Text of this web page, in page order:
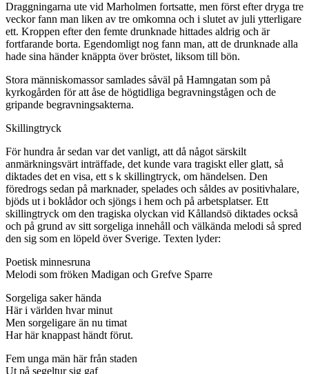
Draggningarna ute vid Marholmen fortsatte, men först efter dryga tre
veckor fann man liken av tre omkomna och i slutet av juli ytterligare
ett. Kroppen efter den femte drunknade hittades aldrig och är
fortfarande borta. Egendomligt nog fann man, att de drunknade alla
hade sina händer knäppta över bröstet, liksom till bön.
Stora människomassor samlades såväl på Hamngatan som på
kyrkogården för att åse de högtidliga begravningstågen och de
gripande begravningsakterna.
Skillingtryck
För hundra år sedan var det vanligt, att då något särskilt
anmärkningsvärt inträffade, det kunde vara tragiskt eller glatt, så
diktades det en visa, ett s k skillingtryck, om händelsen. Den
föredrogs sedan på marknader, spelades och såldes av positivhalare,
bjöds ut i boklådor och sjöngs i hem och på arbetsplatser. Ett
skillingtryck om den tragiska olyckan vid Kållandsö diktades också
och på grund av sitt sorgeliga innehåll och välkända melodi så spred
den sig som en löpeld över Sverige. Texten lyder:
Poetisk minnesruna
Melodi som fröken Madigan och Grefve Sparre
Sorgeliga saker hända
Här i världen hvar minut
Men sorgeligare än nu timat
Har här knappast händt förut.
Fem unga män här från staden
Ut på segeltur sig gaf